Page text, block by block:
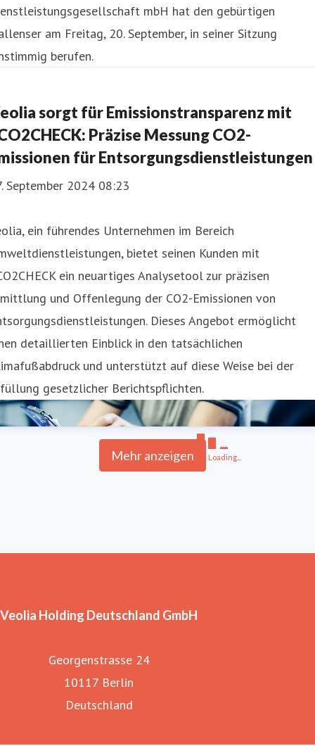
mbH hat den gebürtigen
am Freitag, 20. September, in seiner Sitzung
berufen.
sorgt für Emissionstransparenz mit
Präzise Messung CO2-
für Entsorgungsdienstleistungen
September 2024 08:23
ein führendes Unternehmen im Bereich
bietet seinen Kunden mit
ein neuartiges Analysetool zur präzisen
und Offenlegung der CO2-Emissionen von
Dieses Angebot ermöglicht
detaillierten Einblick in den tatsächlichen
und unterstützt auf diese Weise bei der
gesetzlicher Berichtspflichten.
Mehr anzeigen Loading...
Veolia Holding Deutschland GmbH
Georgenstrasse 24
10117 Berlin
Deutschland